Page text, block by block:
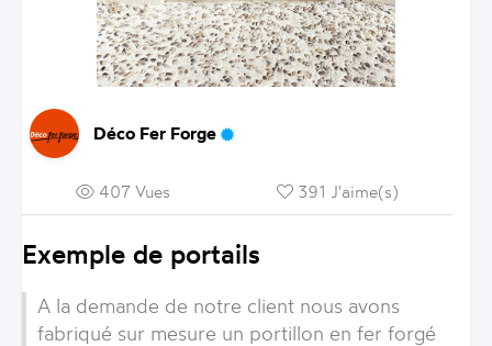
Déco Fer Forge
407 Vues 391 J'aime(s)
Exemple de portails
A la demande de notre client nous avons
fabriqué sur mesure un portillon en fer forgé